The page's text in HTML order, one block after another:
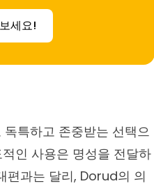
세요!
특하고 존중받는 선택으
인 사용은 명성을 전달하
편과는 달리, Dorud의 의